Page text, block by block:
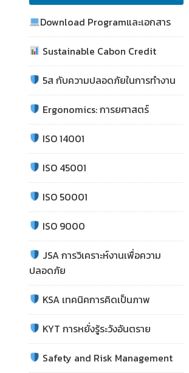
Download Programและเอกสาร
Sustainable Cabon Credit
5ส กับความปลอดภัยในการทำงาน
Ergonomics: การยศาสตร์
ISO 14001
ISO 45001
ISO 50001
ISO 9000
JSA การวิเคราะห์งานเพื่อความ
ปลอดภัย
KSA เทคนิคการคิดเป็นภาพ
KYT การหยั่งรู้ระวังอันตราย
Safety and Risk Management